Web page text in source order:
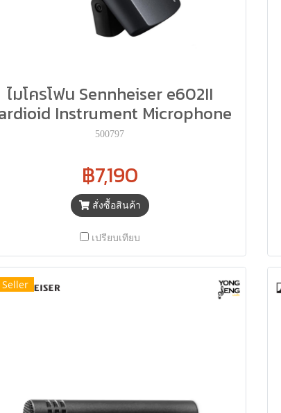
ไมโครโฟน Sennheiser e602II
Instrument Microphone
500797
฿7,190
สั่งซื้อสินค้า
เปรียบเทียบ